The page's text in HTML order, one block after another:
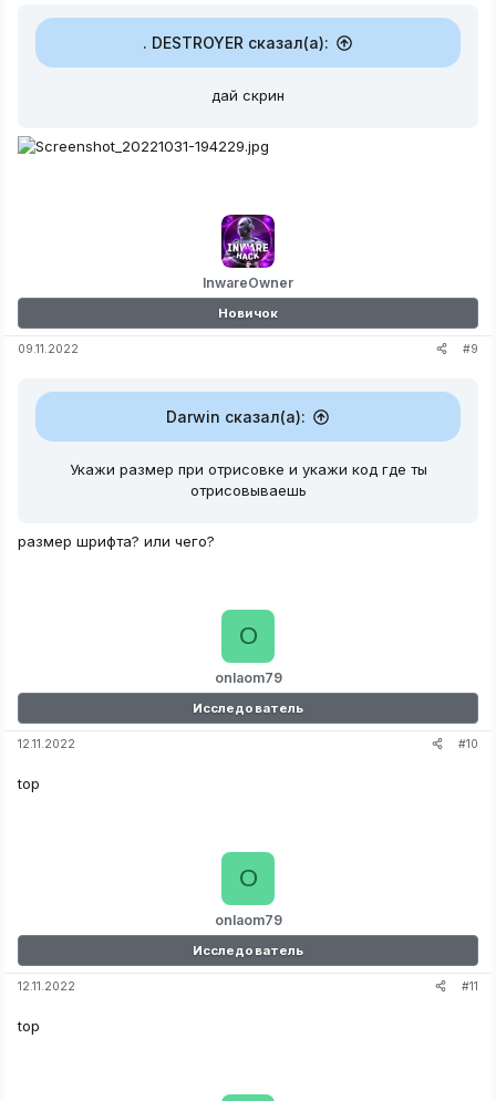
. DESTROYER сказал(а):
дай скрин
InwareOwner
Новичок
09.11.2022 #9
Darwin сказал(а):
Укажи размер при отрисовке и укажи код где ты
отрисовываешь
размер шрифта? или чего?
onlaom79
O
Исследователь
12.11.2022 #10
top
onlaom79
O
Исследователь
12.11.2022 #11
top